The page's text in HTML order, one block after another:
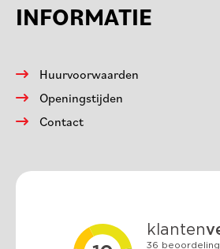
INFORMATIE
Huurvoorwaarden
Openingstijden
Contact